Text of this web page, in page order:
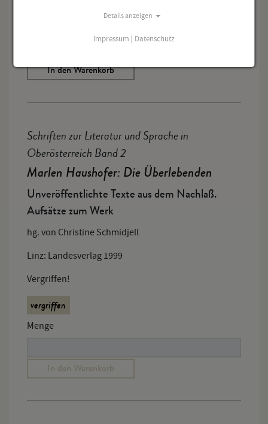
In den Warenkorb
Schriften zur Literatur und Sprache in
Oberösterreich Band 2
Marlen Haushofer: Die Überlebenden
Unveröffentlichte Texte aus dem Nachlaß.
Aufsätze zum Werk
hg. von Christine Schmidjell
Linz: Landesverlag 1999
Vergriffen!
vergriffen
Menge
In den Warenkorb
Details anzeigen
Impressum | Datenschutz